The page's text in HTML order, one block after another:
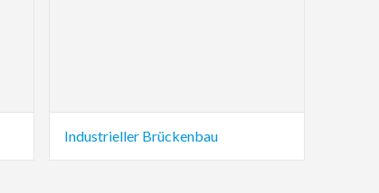
Industrieller Brückenbau